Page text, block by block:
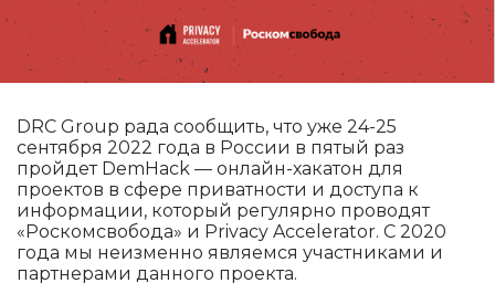
DRC Group рада сообщить, что уже 24-25
сентября 2022 года в России в пятый раз
пройдет DemHack — онлайн-хакатон для
проектов в сфере приватности и доступа к
информации, который регулярно проводят
«Роскомсвобода» и Privacy Accelerator. С 2020
года мы неизменно являемся участниками и
партнерами данного проекта.